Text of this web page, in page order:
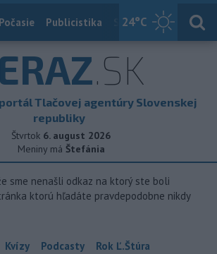
24°C
Počasie Publicistika Slovensko
.SK
Tlačovej agentúry Slovenskej
republiky
Štvrtok 6. august 2026
Meniny má Štefánia
sme nenašli odkaz na ktorý ste boli
ktorú hľadáte pravdepodobne nikdy
Kvízy Podcasty Rok Ľ.Štúra